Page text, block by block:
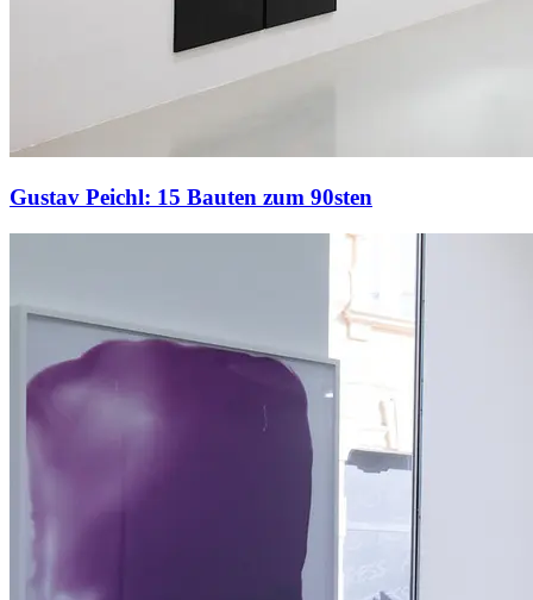
Gustav Peichl: 15 Bauten zum 90sten